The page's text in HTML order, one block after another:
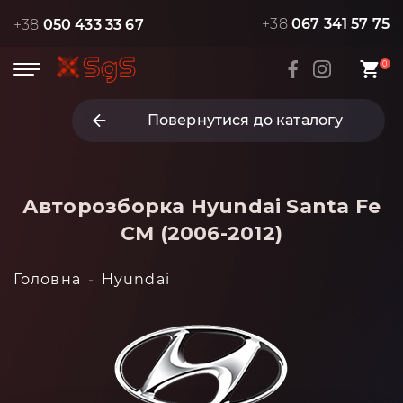
+38 050 433 33 67 +38 067 341 57 75
0
Повернутися до каталогу
Авторозборка Hyundai Santa Fe
CM (2006-2012)
Головна Hyundai